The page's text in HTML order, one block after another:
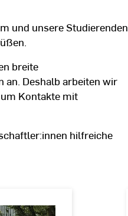
und unsere Studierenden
breite
Deshalb arbeiten wir
Kontakte mit
hilfreiche